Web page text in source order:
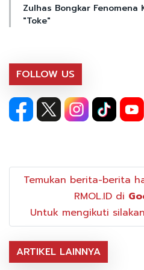
Zulhas Bongkar
"Toke"
FOLLOW US
Temukan berita-berita
RMOL.ID di
Untuk mengikuti
ARTIKEL LAINNYA